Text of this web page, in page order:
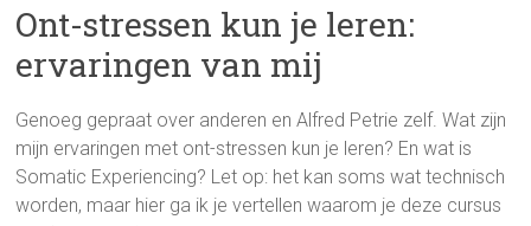
Ont-stressen kun je leren:
ervaringen van mij
Genoeg gepraat over anderen en Alfred Petrie zelf. Wat zijn
mijn ervaringen met ont-stressen kun je leren? En wat is
Somatic Experiencing? Let op: het kan soms wat technisch
worden, maar hier ga ik je vertellen waarom je deze cursus